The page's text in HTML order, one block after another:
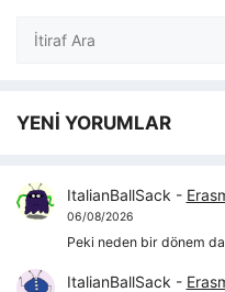
Ara
YENİ YORUMLAR
ItalianBallSack -
06/08/2026
Peki neden bir dönem
ItalianBallSack -